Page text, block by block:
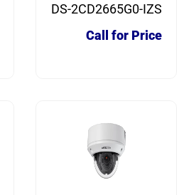
DS-2CD2665G0-IZS
Call for Price